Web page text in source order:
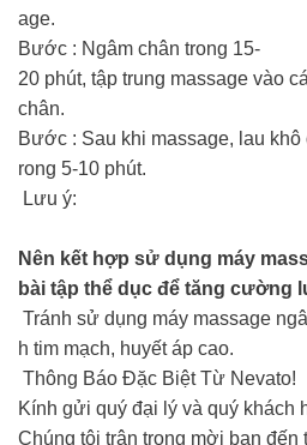
age.
Bước : Ngâm chân trong 15-
20 phút, tập trung massage vào
chân.
Bước : Sau khi massage, lau
rong 5-10 phút.
Lưu ý:
Nên kết hợp sử dụng máy
bài tập thể dục để tăng cường
Tránh sử dụng máy massage
h tim mạch, huyết áp cao.
Thông Báo Đặc Biệt Từ Nevato!
Kính gửi quý đại lý và quý khách
Chúng tôi trân trọng mời bạn đến